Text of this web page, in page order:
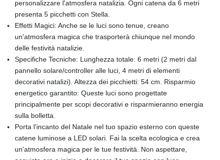
personalizzare l'atmosfera natalizia. Ogni catena da 6 metri
presenta 5 picchetti con Stella.
Effetti Magici: Anche se le luci sono tenue, creano
un'atmosfera magica che trasporterà chiunque nel mondo
delle festività natalizie.
Specifiche Tecniche: Lunghezza totale: 6 metri (2 metri dal
pannello solare/controller alle luci, 4 metri di elementi
decorativi natalizi). Altezza dei picchietti: 54 cm. Risparmio
energetico garantito: Queste luci sono progettate
principalmente per scopi decorativi e risparmieranno energia
sulla bolletta.
Porta l'incanto del Natale nel tuo spazio esterno con queste
catene luminose a LED solari. Fai la scelta ecologica e crea
un'atmosfera magica per le tue festività. Non aspettare,